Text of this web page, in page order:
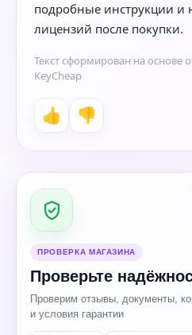
подробные инструкции и
лицензий после покупки.
Текст сформирован на основе
KeyCheap
👍 👎
ПРОВЕРКА МАГАЗИНА
Проверьте
Проверим отзывы, документы, контакты, HTTPS-
и условия гарантии